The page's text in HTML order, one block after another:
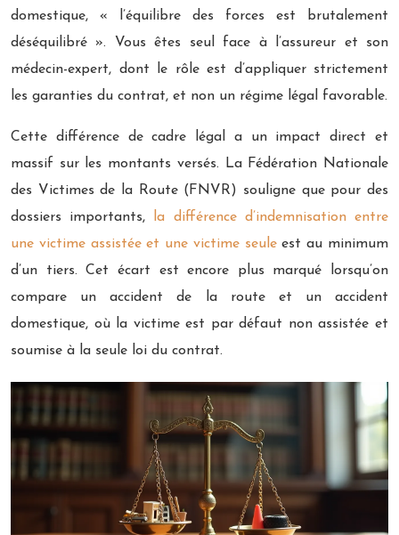
domestique, « l’équilibre des forces est brutalement
déséquilibré ». Vous êtes seul face à l’assureur et son
médecin-expert, dont le rôle est d’appliquer strictement
les garanties du contrat, et non un régime légal favorable.
Cette différence de cadre légal a un impact direct et
massif sur les montants versés. La Fédération Nationale
des Victimes de la Route (FNVR) souligne que pour des
dossiers importants,
la différence d’indemnisation entre
une victime assistée et une victime seuleest au minimum
d’un tiers. Cet écart est encore plus marqué lorsqu’on
compare un accident de la route et un accident
domestique, où la victime est par défaut non assistée et
soumise à la seule loi du contrat.